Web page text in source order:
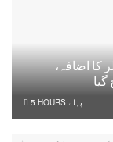
3 کروڑ 25 لاکھ ڈالر کا اضافہ،
5 HOURS پہلے